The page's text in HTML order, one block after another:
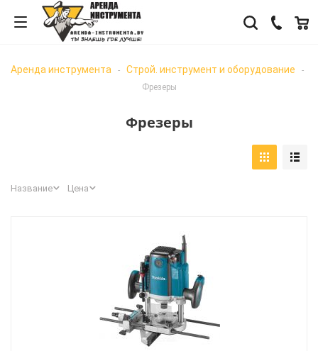
Аренда инструмента - Строй. инструмент и оборудование
-
Фрезеры
Фрезеры
Название Цена